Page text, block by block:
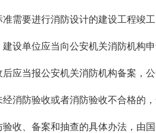
需要进行消防设计的建设工程竣
设单位应当向公安机关消防机构申
应当报公安机关消防机构备案，
消防验收或者消防验收不合格的
收、备案和抽查的具体办法，由国